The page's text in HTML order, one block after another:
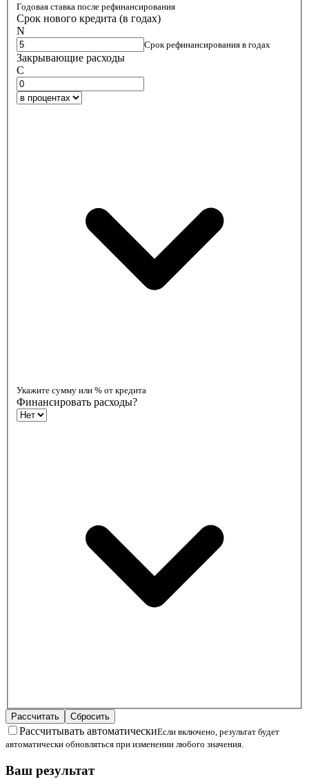
Годовая ставка после рефинансирования
Срок нового кредита (в годах)
N
Срок рефинансирования в годах
Закрывающие расходы
C
Укажите сумму или % от кредита
Финансировать расходы?
Рассчитать Сбросить
Рассчитывать автоматическиЕсли включено, результат будет
автоматически обновляться при изменении любого значения.
Ваш результат